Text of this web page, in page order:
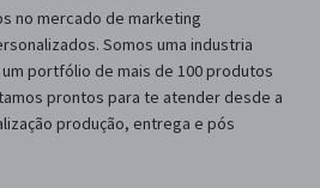
no mercado de marketing
Somos uma industria
portfólio de mais de 100 produtos
prontos para te atender desde a
produção, entrega e pós